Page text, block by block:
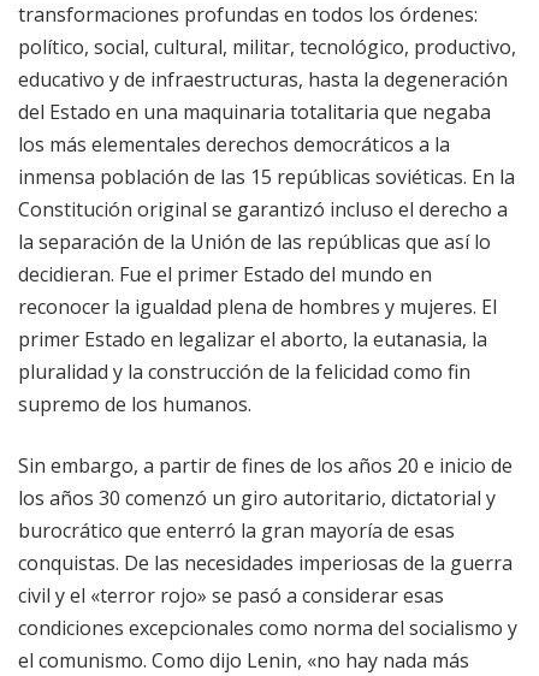
transformaciones profundas en todos los órdenes:
político, social, cultural, militar, tecnológico, productivo,
educativo y de infraestructuras, hasta la degeneración
del Estado en una maquinaria totalitaria que negaba
los más elementales derechos democráticos a la
inmensa población de las 15 repúblicas soviéticas. En la
Constitución original se garantizó incluso el derecho a
la separación de la Unión de las repúblicas que así lo
decidieran. Fue el primer Estado del mundo en
reconocer la igualdad plena de hombres y mujeres. El
primer Estado en legalizar el aborto, la eutanasia, la
pluralidad y la construcción de la felicidad como fin
supremo de los humanos.
Sin embargo, a partir de fines de los años 20 e inicio de
los años 30 comenzó un giro autoritario, dictatorial y
burocrático que enterró la gran mayoría de esas
conquistas. De las necesidades imperiosas de la guerra
civil y el «terror rojo» se pasó a considerar esas
condiciones excepcionales como norma del socialismo y
el comunismo. Como dijo Lenin, «no hay nada más